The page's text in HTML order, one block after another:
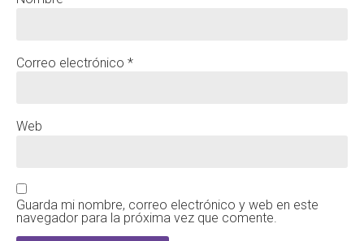
Correo electrónico *
Web
Guarda mi nombre, correo electrónico y web en este
navegador para la próxima vez que comente.